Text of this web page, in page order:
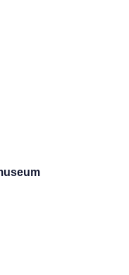
Voetbal